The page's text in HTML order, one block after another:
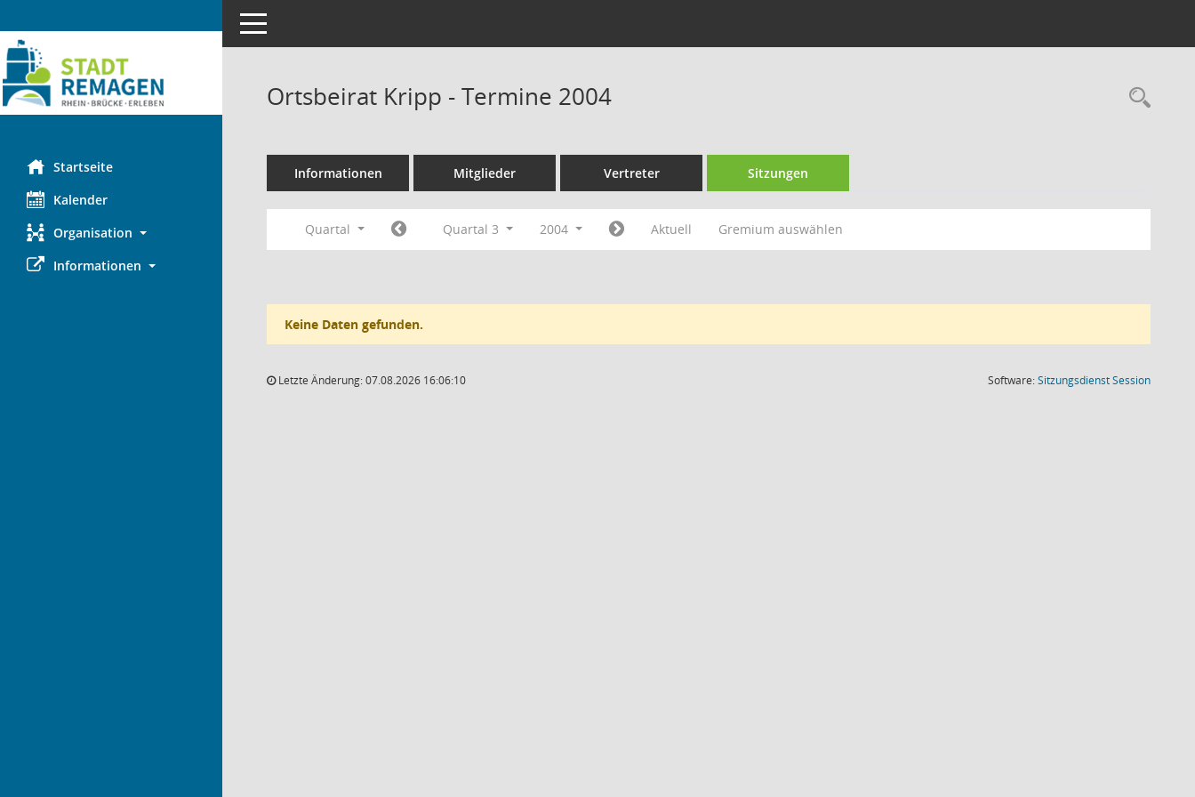
Startseite
Kalender
Organisation
Informationen
Toggle navigation
Ortsbeirat Kripp - Termine 2004
Informationen Mitglieder Vertreter Sitzungen
Quartal Quartal 3 2004 Aktuell Gremium auswählen
Keine Daten gefunden.
Letzte Änderung: 07.08.2026 16:06:10 Software:SitzungsdienstSession(Wird in